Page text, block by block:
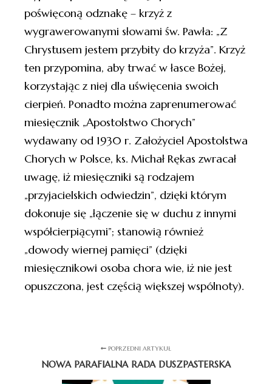
poświęconą odznakę – krzyż z
wygrawerowanymi słowami św. Pawła: „Z
Chrystusem jestem przybity do krzyża”. Krzyż
ten przypomina, aby trwać w łasce Bożej,
korzystając z niej dla uświęcenia swoich
cierpień. Ponadto można zaprenumerować
miesięcznik „Apostolstwo Chorych”
wydawany od 1930 r. Założyciel Apostolstwa
Chorych w Polsce, ks. Michał Rękas zwracał
uwagę, iż miesięczniki są rodzajem
„przyjacielskich odwiedzin”, dzięki którym
dokonuje się „łączenie się w duchu z innymi
współcierpiącymi”; stanowią również
„dowody wiernej pamięci” (dzięki
miesięcznikowi osoba chora wie, iż nie jest
opuszczona, jest częścią większej wspólnoty).
POPRZEDNI ARTYKUŁ
NOWA PARAFIALNA RADA DUSZPASTERSKA